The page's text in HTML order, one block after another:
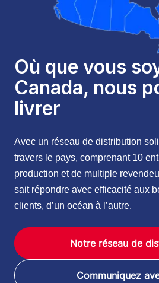
Où que vous
Canada, nous
livrer
Avec un réseau de distribution
travers le pays, comprenant 10
production et de multiple
sait répondre avec efficacité aux
clients, d’un océan à l’autre.
Notre réseau de
Communiquez